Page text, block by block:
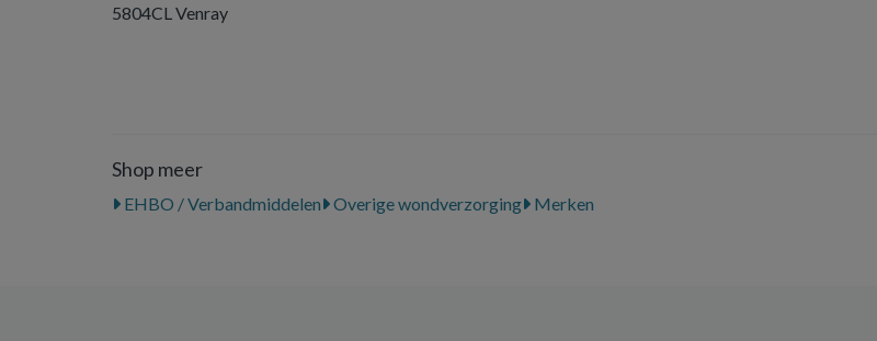
5804CL Venray
Shop meer
EHBO / Verbandmiddelen Overige wondverzorging Merken